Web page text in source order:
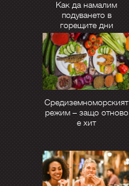
Как да намалим
подуването в
горещите дни
Средиземноморският
режим – защо отново
е хит